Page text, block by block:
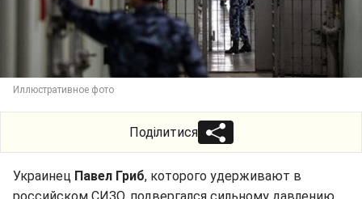
Иллюстративное фото
Поділитися
Украинец Павел Гриб, которого удерживают в